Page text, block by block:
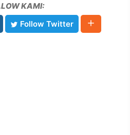
KAMI:
Follow Twitter